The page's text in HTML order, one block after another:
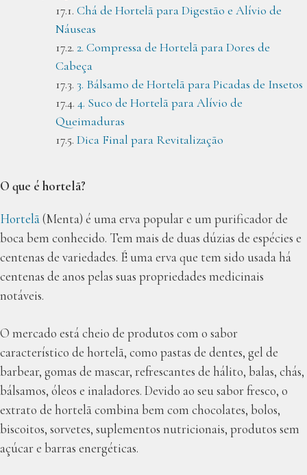
Chá de Hortelã para Digestão e Alívio de
Náuseas
2. Compressa de Hortelã para Dores de
Cabeça
3. Bálsamo de Hortelã para Picadas de Insetos
4. Suco de Hortelã para Alívio de
Queimaduras
Dica Final para Revitalização
O que é hortelã?
Hortelã(Menta) é uma erva popular e um purificador de
boca bem conhecido. Tem mais de duas dúzias de espécies e
centenas de variedades. É uma erva que tem sido usada há
centenas de anos pelas suas propriedades medicinais
notáveis.
O mercado está cheio de produtos com o sabor
característico de hortelã, como pastas de dentes, gel de
barbear, gomas de mascar, refrescantes de hálito, balas, chás,
bálsamos, óleos e inaladores. Devido ao seu sabor fresco, o
extrato de hortelã combina bem com chocolates, bolos,
biscoitos, sorvetes, suplementos nutricionais, produtos sem
açúcar e barras energéticas.